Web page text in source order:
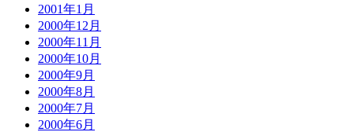
2001年1月
2000年12月
2000年11月
2000年10月
2000年9月
2000年8月
2000年7月
2000年6月